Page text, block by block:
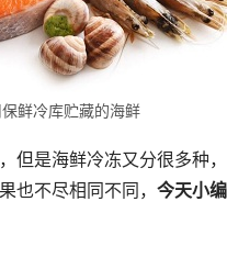
鲜冷库贮藏的海鲜
但是海鲜冷冻又分很多种
也不尽相同不同， 今天小